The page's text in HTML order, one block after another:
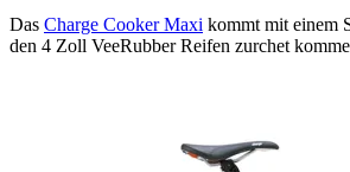
Das Charge Cooker Maxi kommt mit einem
den 4 Zoll VeeRubber Reifen zurchet